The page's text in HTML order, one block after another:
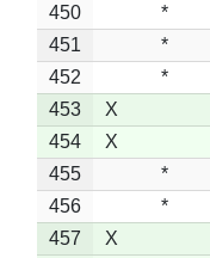
450
*
451
*
452
*
453
X
454
X
455
*
456
*
457
X